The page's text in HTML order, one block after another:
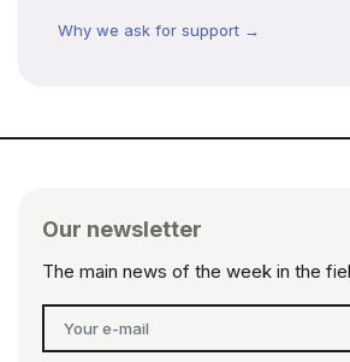
Why we ask for support →
Our newsletter
The main news of the week in the